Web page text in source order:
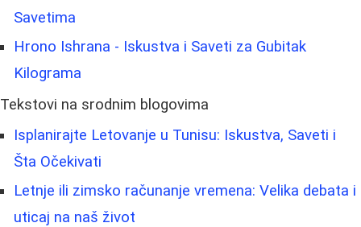
Savetima
Hrono Ishrana - Iskustva i Saveti za Gubitak
Kilograma
Tekstovi na srodnim blogovima
Isplanirajte Letovanje u Tunisu: Iskustva, Saveti i
Šta Očekivati
Letnje ili zimsko računanje vremena: Velika debata i
uticaj na naš život